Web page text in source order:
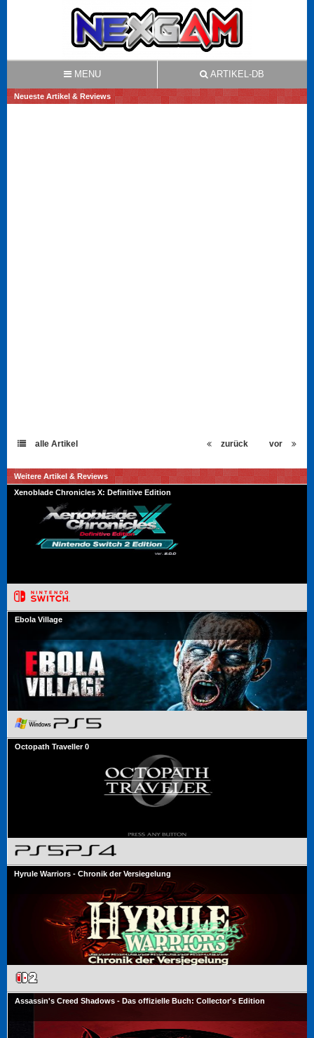
MENU ARTIKEL-DB
Neueste Artikel & Reviews
alle Artikel vor
zurück
Weitere Artikel & Reviews
Xenoblade Chronicles X: Definitive Edition
Ebola Village
Octopath Traveller 0
Hyrule Warriors - Chronik der Versiegelung
Assassin's Creed Shadows - Das offizielle Buch: Collector's Edition